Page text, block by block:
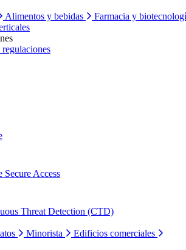
Alimentos y bebidas
Farmacia y
regulaciones
Access
Threat Detection (CTD)
Minorista
Edificios comerciales